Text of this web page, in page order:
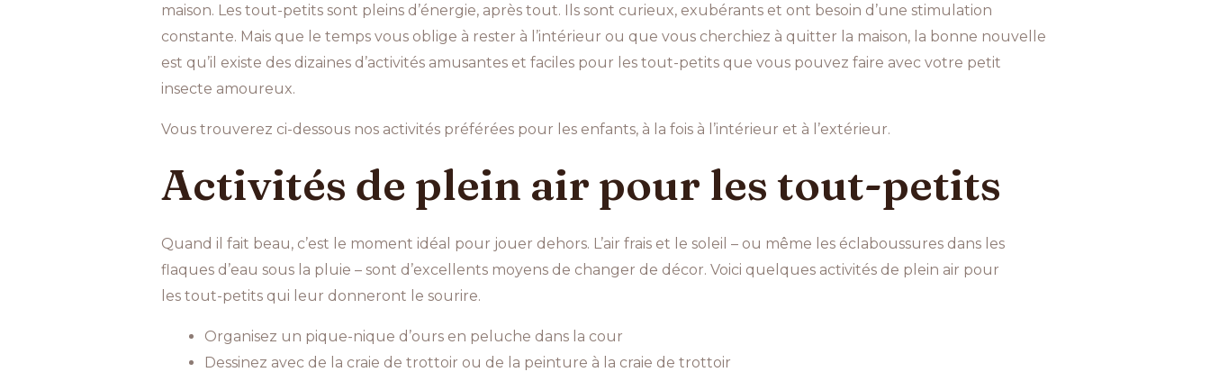
maison. Les tout-petits sont pleins d’énergie, après tout. Ils sont curieux, exubérants et ont besoin d’une stimulation
constante. Mais que le temps vous oblige à rester à l’intérieur ou que vous cherchiez à quitter la maison, la bonne nouvelle
est qu’il existe des dizaines d’activités amusantes et faciles pour les tout-petits que vous pouvez faire avec votre petit
insecte amoureux.
Vous trouverez ci-dessous nos activités préférées pour les enfants, à la fois à l’intérieur et à l’extérieur.
Activités de plein air pour les tout-petits
Quand il fait beau, c’est le moment idéal pour jouer dehors. L’air frais et le soleil – ou même les éclaboussures dans les
flaques d’eau sous la pluie – sont d’excellents moyens de changer de décor. Voici quelques activités de plein air pour
les tout-petits qui leur donneront le sourire.
Organisez un pique-nique d’ours en peluche dans la cour
Dessinez avec de la craie de trottoir ou de la peinture à la craie de trottoir